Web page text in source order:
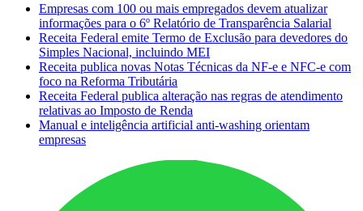
Empresas com 100 ou mais empregados devem atualizar
informações para o 6º Relatório de Transparência Salarial
Receita Federal emite Termo de Exclusão para devedores do
Simples Nacional, incluindo MEI
Receita publica novas Notas Técnicas da NF-e e NFC-e com
foco na Reforma Tributária
Receita Federal publica alteração nas regras de atendimento
relativas ao Imposto de Renda
Manual e inteligência artificial anti-washing orientam
empresas